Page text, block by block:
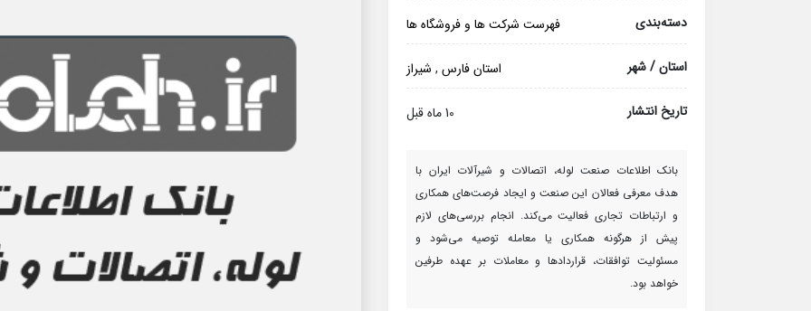
دسته‌بندی فهرست شرکت ها و فروشگاه ها
استان / شهر استان فارس , شیراز
تاریخ انتشار 10 ماه قبل
بانک اطلاعات صنعت لوله، اتصالات و شیرآلات ایران با
هدف معرفی فعالان این صنعت و ایجاد فرصت‌های همکاری
و ارتباطات تجاری فعالیت می‌کند. انجام بررسی‌های لازم
پیش از هرگونه همکاری یا معامله توصیه می‌شود و
مسئولیت توافقات، قراردادها و معاملات بر عهده طرفین
خواهد بود.